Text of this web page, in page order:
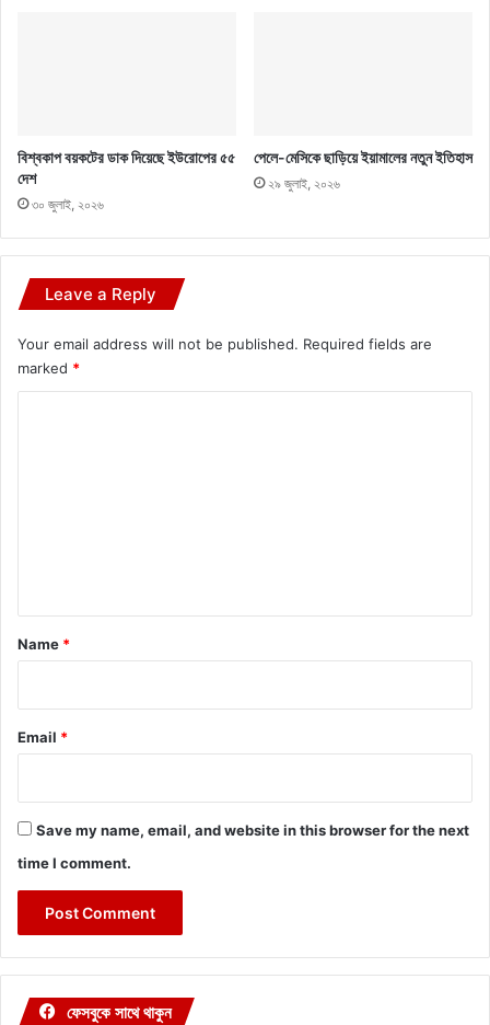
বিশ্বকাপ বয়কটের ডাক দিয়েছে ইউরোপের ৫৫
দেশ
৩০ জুলাই, ২০২৬
পেলে-মেসিকে ছাড়িয়ে ইয়ামালের নতুন ইতিহাস
২৯ জুলাই, ২০২৬
Leave a Reply
Your email address will not be published. Required fields are
marked *
*
Name *
Email *
Save my name, email, and website in this browser for the next
time I comment.
ফেসবুকে সাথে থাকুন